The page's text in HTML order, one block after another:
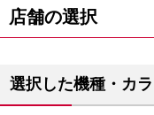
店舗の選択
選択した機種・カ